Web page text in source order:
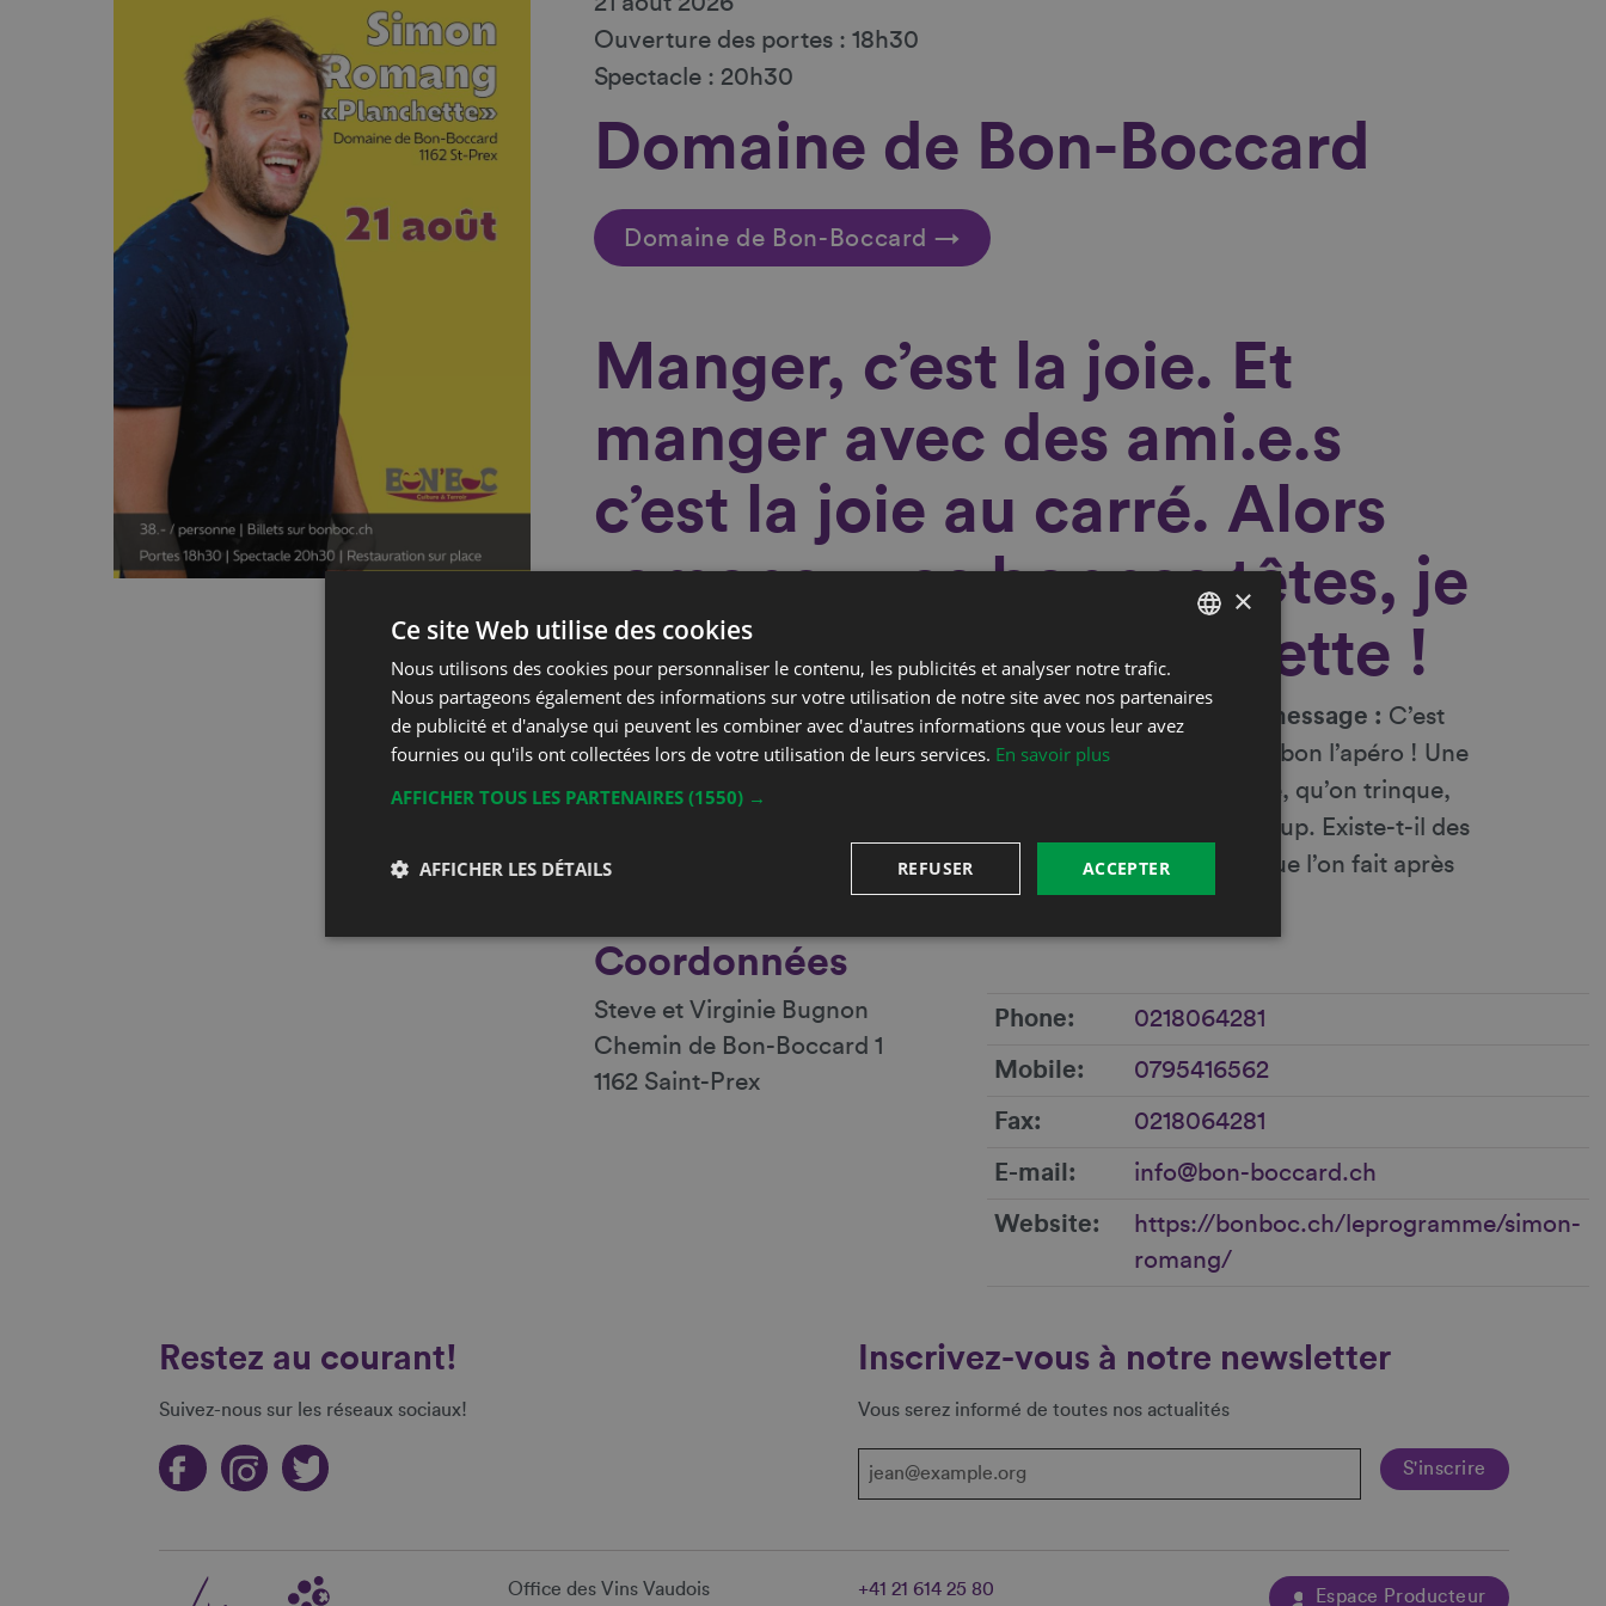
Ouverture des portes : 18h30
Spectacle : 20h30
Domaine de Bon-Boccard
Domaine de Bon-Boccard →
Manger, c’est la joie. Et
manger avec des ami.e.s
c’est la joie au carré. Alors
ramenez vos bonnes têtes, je
m’occupe de la Planchette !
Et c’est parce qu’il aime tant manger, qu’il nous laisse son message : C’est
pour ça que j’ai envie de vous inviter à un spectacle qui fleure bon l’apéro ! Une
ode à la fête, à la bonne bouffe et au plaisir. Pour qu’on se voie, qu’on trinque,
qu’on grignote une bricole du terroir et qu’on rigole un bon coup. Existe-t-il des
théories plus pertinentes, des blagues plus drôles que celles que l’on fait après
Coordonnées
Steve et Virginie Bugnon
Chemin de Bon-Boccard 1
1162 Saint-Prex
Phone 0218064281
Mobile 0795416562
Fax 0218064281
E-mail info@bon-boccard.ch
Website
https://bonboc.ch/leprogramme/simon-
romang/
Restez au courant!
Suivez-nous sur les réseaux sociaux!
Inscrivez-vous à notre newsletter
Vous serez informé de toutes nos actualités
Office des Vins Vaudois +41 21 614 25 80 Espace Producteur
DEUTSCH
×
Ce site Web utilise des cookies
Nous utilisons des cookies pour personnaliser le contenu, les publicités et analyser notre trafic.
Nous partageons également des informations sur votre utilisation de notre site avec nos partenaires
de publicité et d'analyse qui peuvent les combiner avec d'autres informations que vous leur avez
fournies ou qu'ils ont collectées lors de votre utilisation de leurs services. En savoir plus
AFFICHER TOUS LES PARTENAIRES (1550) →
ACCEPTER
REFUSER
AFFICHER LES DÉTAILS